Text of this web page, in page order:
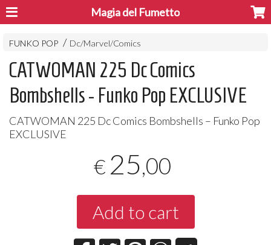
Magia del Fumetto
FUNKO POP Dc/Marvel/Comics
CATWOMAN 225 Dc Comics
Bombshells - Funko Pop EXCLUSIVE
CATWOMAN 225 Dc Comics Bombshells – Funko Pop
EXCLUSIVE
€ 25,00
Add to cart